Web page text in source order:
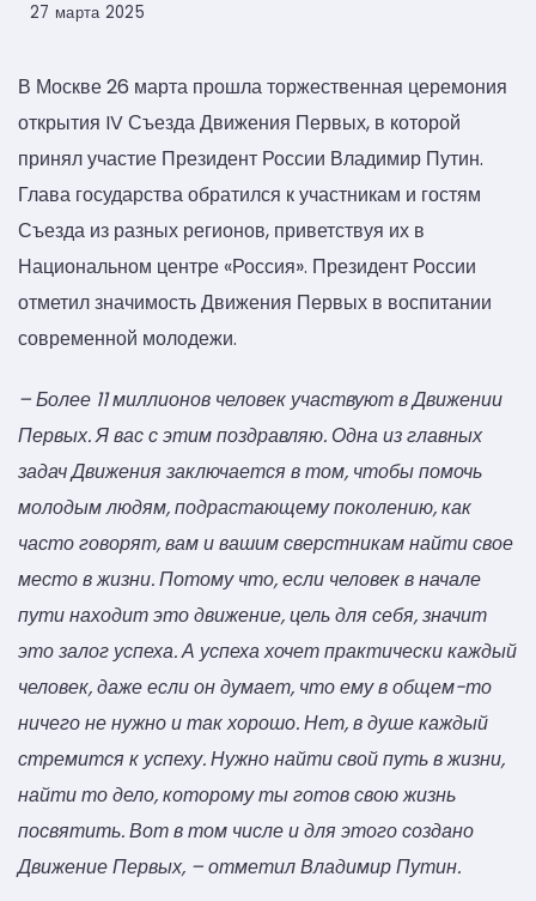
27 марта 2025
В Москве 26 марта прошла торжественная церемония
открытия IV Съезда Движения Первых, в которой
принял участие Президент России Владимир Путин.
Глава государства обратился к участникам и гостям
Съезда из разных регионов, приветствуя их в
Национальном центре «Россия». Президент России
отметил значимость Движения Первых в воспитании
современной молодежи.
– Более 11 миллионов человек участвуют в Движении
Первых. Я вас с этим поздравляю. Одна из главных
задач Движения заключается в том, чтобы помочь
молодым людям, подрастающему поколению, как
часто говорят, вам и вашим сверстникам найти свое
место в жизни. Потому что, если человек в начале
пути находит это движение, цель для себя, значит
это залог успеха. А успеха хочет практически каждый
человек, даже если он думает, что ему в общем-то
ничего не нужно и так хорошо. Нет, в душе каждый
стремится к успеху. Нужно найти свой путь в жизни,
найти то дело, которому ты готов свою жизнь
посвятить. Вот в том числе и для этого создано
Движение Первых, – отметил Владимир Путин.